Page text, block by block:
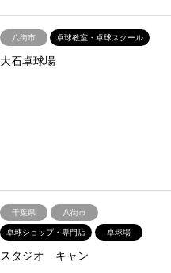
八街市 卓球教室・卓球スクール
大石卓球場
千葉県
八街市
卓球ショップ・専門店
卓球場
スタジオ キャン